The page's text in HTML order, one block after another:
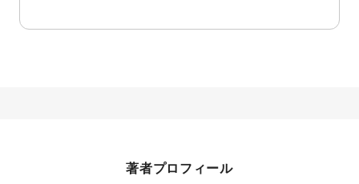
著者プロフィール